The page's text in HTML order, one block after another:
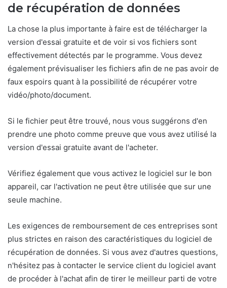
de récupération de données
La chose la plus importante à faire est de télécharger la
version d'essai gratuite et de voir si vos fichiers sont
effectivement détectés par le programme. Vous devez
également prévisualiser les fichiers afin de ne pas avoir de
faux espoirs quant à la possibilité de récupérer votre
vidéo/photo/document.
Si le fichier peut être trouvé, nous vous suggérons d'en
prendre une photo comme preuve que vous avez utilisé la
version d'essai gratuite avant de l'acheter.
Vérifiez également que vous activez le logiciel sur le bon
appareil, car l'activation ne peut être utilisée que sur une
seule machine.
Les exigences de remboursement de ces entreprises sont
plus strictes en raison des caractéristiques du logiciel de
récupération de données. Si vous avez d'autres questions,
n'hésitez pas à contacter le service client du logiciel avant
de procéder à l'achat afin de tirer le meilleur parti de votre